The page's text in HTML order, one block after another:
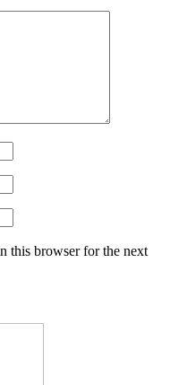
this browser for the next